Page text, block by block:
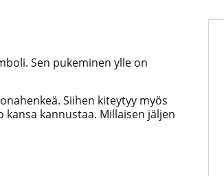
Sen pukeminen ylle on
Siihen kiteytyy myös
kannustaa. Millaisen jäljen